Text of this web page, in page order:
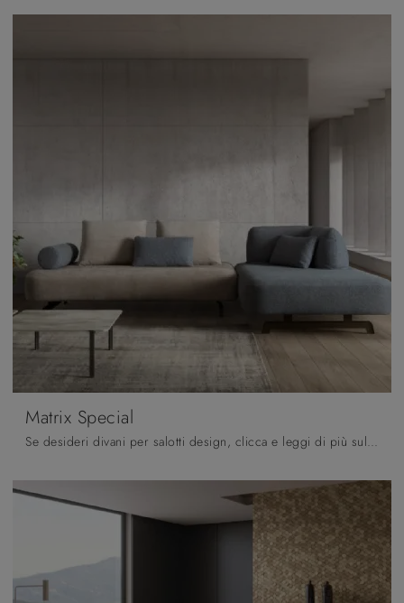
Matrix Special
Se desideri divani per salotti design, clicca e leggi di più sul modello Matrix Special in tessuto dell'azienda Samoa.